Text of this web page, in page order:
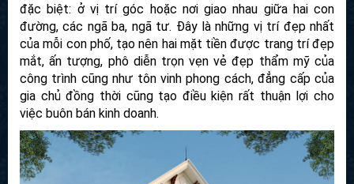
đặc biệt: ở vị trí góc hoặc nơi giao nhau giữa hai con
đường, các ngã ba, ngã tư. Đây là những vị trí đẹp nhất
của mỗi con phố, tạo nên hai mặt tiền được trang trí đẹp
mắt, ấn tượng, phô diễn trọn vẹn vẻ đẹp thẩm mỹ của
công trình cũng như tôn vinh phong cách, đẳng cấp của
gia chủ đồng thời cũng tạo điều kiện rất thuận lợi cho
việc buôn bán kinh doanh.